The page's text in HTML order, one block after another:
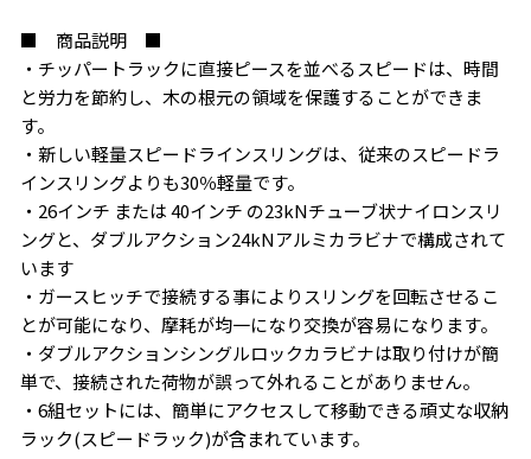
■ 商品説明 ■
・チッパートラックに直接ピースを並べるスピードは、時間
と労力を節約し、木の根元の領域を保護することができま
す。
・新しい軽量スピードラインスリングは、従来のスピードラ
インスリングよりも30％軽量です。
・26インチ または 40インチ の23kNチューブ状ナイロンスリ
ングと、ダブルアクション24kNアルミカラビナで構成されて
います
・ガースヒッチで接続する事によりスリングを回転させるこ
とが可能になり、摩耗が均一になり交換が容易になります。
・ダブルアクションシングルロックカラビナは取り付けが簡
単で、接続された荷物が誤って外れることがありません。
・6組セットには、簡単にアクセスして移動できる頑丈な収納
ラック(スピードラック)が含まれています。